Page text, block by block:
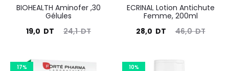
BIOHEALTH Aminofer ,30
Gélules
24,1DT
Le
initial
19,0 DT
Le
actuel
ECRINAL Lotion Antichute
Femme, 200ml
46,0DT
Le
initial
28,0 DT
actuel
17% 10%